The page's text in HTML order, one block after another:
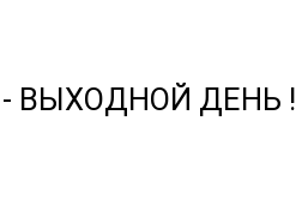
- ВЫХОДНОЙ ДЕНЬ !